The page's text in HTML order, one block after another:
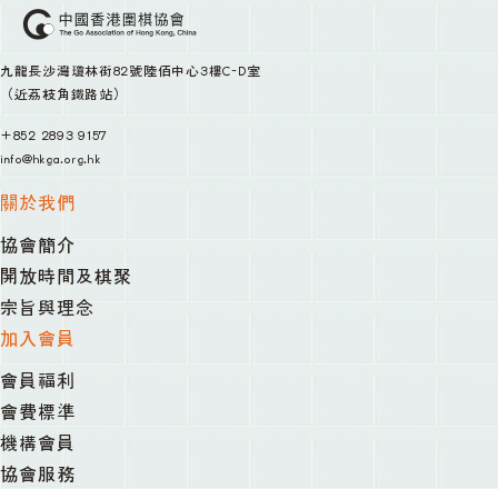
九龍長沙灣瓊林街82號陸佰中心3樓C-D室
（近荔枝角鐵路站）
+852 2893 9157
info@hkga.org.hk
關於我們
協會簡介
開放時間及棋聚
宗旨與理念
加入會員
會員福利
會費標準
機構會員
協會服務